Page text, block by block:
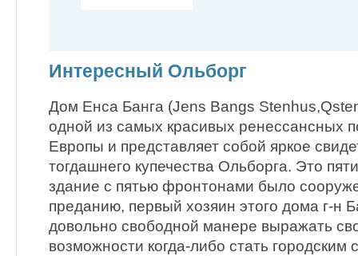
Интересный Ольборг
Дом Енса Банга (Jens Bangs
одной из самых красивых ренессансных
Европы и представляет собой яркое
тогдашнего купечества Ольборга. Это
здание с пятью фронтонами было
преданию, первый хозяин этого дома г-н
довольно свободной манере выражать
возможности когда-либо стать городским